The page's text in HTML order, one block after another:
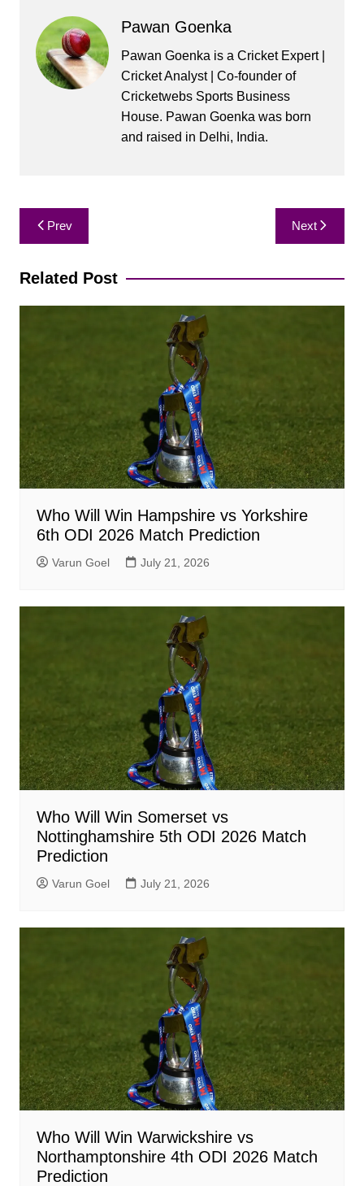
Pawan Goenka
Pawan Goenka is a Cricket Expert |
Cricket Analyst | Co-founder of
Cricketwebs Sports Business
House. Pawan Goenka was born
and raised in Delhi, India.
Post
navigation
Prev Next
Related Post
Who Will Win Hampshire vs Yorkshire
6th ODI 2026 Match Prediction
Varun Goel July 21, 2026
Who Will Win Somerset vs
Nottinghamshire 5th ODI 2026 Match
Prediction
Varun Goel July 21, 2026
Who Will Win Warwickshire vs
Northamptonshire 4th ODI 2026 Match
Prediction